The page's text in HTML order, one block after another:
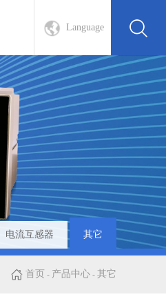
Language
电流互感器 其它
首页 - 产品中心 - 其它